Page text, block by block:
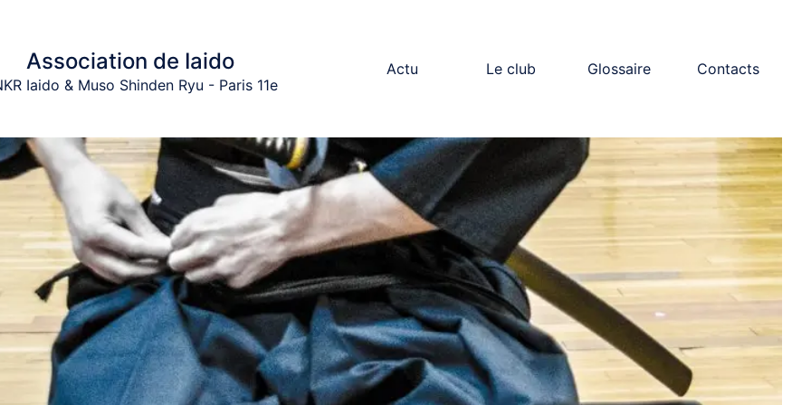
Association de Iaido
Iaido & Muso Shinden Ryu - Paris 11e
Actu Le club Glossaire Contacts